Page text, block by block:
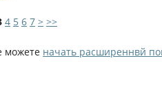
4 5 6 7 > >>
можете начать расширеннвй